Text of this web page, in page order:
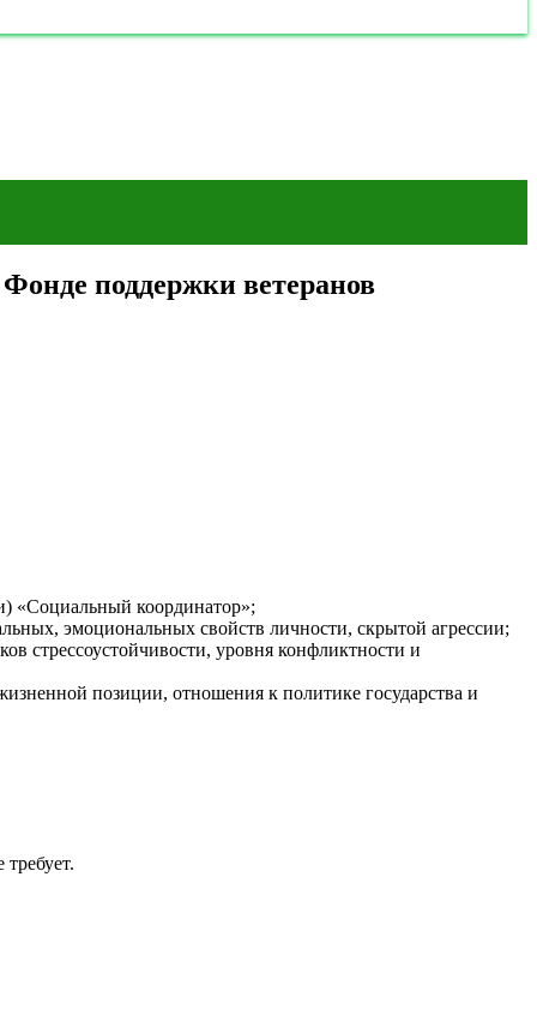
поддержки ветеранов
«Социальный координатор»;
эмоциональных свойств личности, скрытой агрессии;
стрессоустойчивости, уровня конфликтности и
позиции, отношения к политике государства и